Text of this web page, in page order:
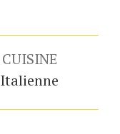
CUISINE
Italienne